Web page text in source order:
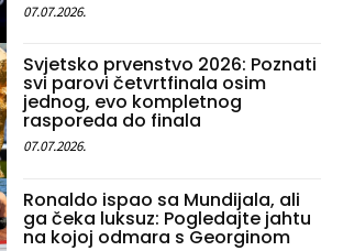
07.07.2026.
Svjetsko prvenstvo 2026: Poznati
svi parovi četvrtfinala osim
jednog, evo kompletnog
rasporeda do finala
07.07.2026.
Ronaldo ispao sa Mundijala, ali
ga čeka luksuz: Pogledajte jahtu
na kojoj odmara s Georginom